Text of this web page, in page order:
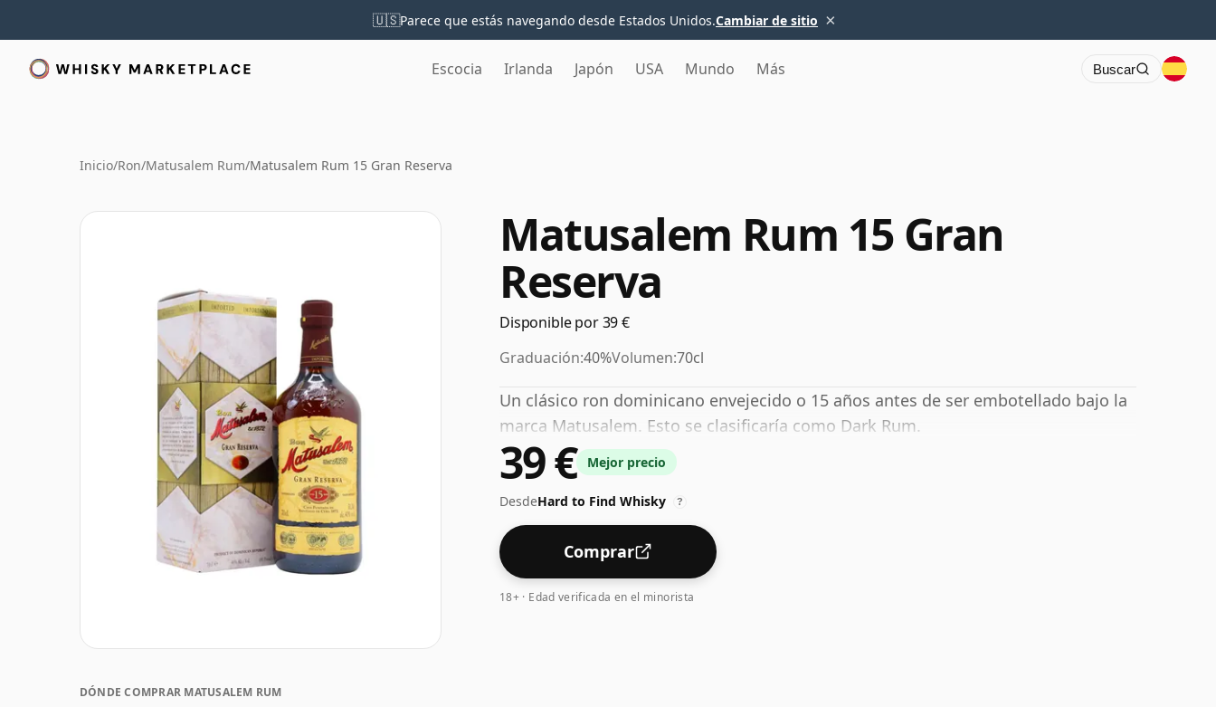
🇺🇸Parece que estás navegando desde Estados Unidos.Cambiar de sitio ×
Escocia Irlanda Japón USA Mundo Más Buscar
Inicio/Ron/Matusalem Rum/Matusalem Rum 15 Gran Reserva
Matusalem Rum 15 Gran
Reserva
Disponible por 39 €
Graduación:40%Volumen:70cl
Un clásico ron dominicano envejecido o 15 años antes de ser embotellado bajo la
marca Matusalem. Esto se clasificaría como Dark Rum.
39 € Mejor precio
DesdeHard to Find Whisky ?
Comprar
18+ · Edad verificada en el minorista
DÓNDE COMPRAR MATUSALEM RUM